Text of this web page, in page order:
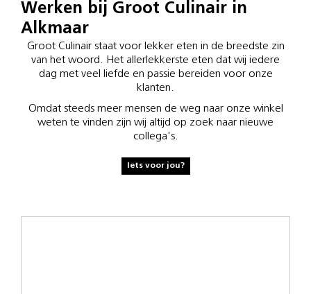
Werken bij Groot Culinair in
Alkmaar
Groot Culinair staat voor lekker eten in de breedste zin
van het woord. Het allerlekkerste eten dat wij iedere
dag met veel liefde en passie bereiden voor onze
klanten.
Omdat steeds meer mensen de weg naar onze winkel
weten te vinden zijn wij altijd op zoek naar nieuwe
collega's.
Iets voor jou?